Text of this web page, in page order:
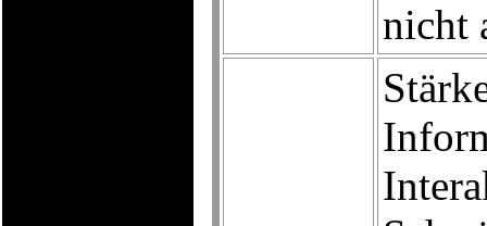
nicht